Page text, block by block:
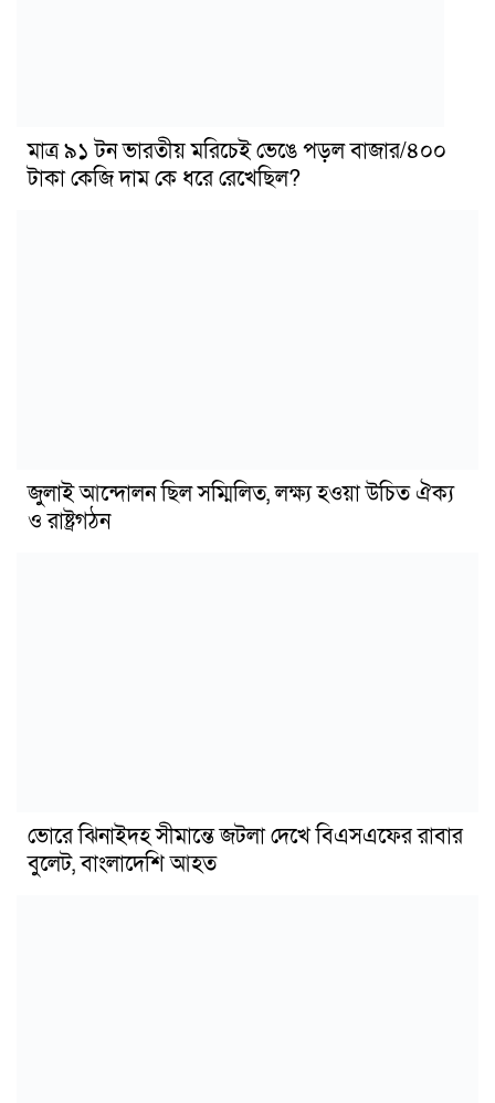
মাত্র ৯১ টন ভারতীয় মরিচেই ভেঙে পড়ল বাজার/৪০০
টাকা কেজি দাম কে ধরে রেখেছিল?
জুলাই আন্দোলন ছিল সম্মিলিত, লক্ষ্য হওয়া উচিত ঐক্য
ও রাষ্ট্রগঠন
ভোরে ঝিনাইদহ সীমান্তে জটলা দেখে বিএসএফের রাবার
বুলেট, বাংলাদেশি আহত